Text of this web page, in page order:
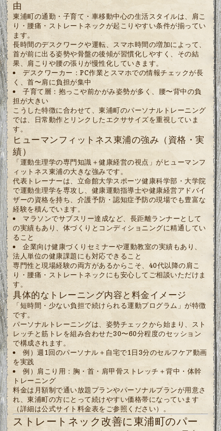
由
東浦町の通勤・子育て・車移動中心の生活スタイルは、肩こ
り・腰痛・ストレートネックが起こりやすい条件が揃ってい
ます。
長時間のデスクワークや運転、スマホ時間の増加によって、
首が前に出る姿勢や骨盤の後傾が習慣化しやすく、その結
果、肩こりや腰の張りが慢性化していきます。
デスクワーカー：PC作業とスマホでの情報チェックが長
く、首〜肩に負担が集中
子育て層：抱っこや前かがみ姿勢が多く、腰〜背中の負
担が大きい
こうした特徴に合わせて、東浦町のパーソナルトレーニング
では、日常動作とリンクしたエクササイズを重視していま
す。
ヒューマンフィットネス東浦の強み（資格・実
績）
「運動生理学の専門知識＋健康経営の視点」がヒューマンフ
ィットネス東浦の大きな強みです。
代表トレーナーは、立命館大学スポーツ健康科学部・大学院
で運動生理学を専攻し、健康運動指導士や健康経営アドバイ
ザーの資格を持ち、介護予防・認知症予防の現場でも豊富な
経験を積んでいます。
マラソンでサブスリー達成など、長距離ランナーとして
の実績もあり、体づくりとコンディショニングに精通してい
ること
企業向け健康づくりセミナーや運動教室の実績もあり、
法人単位の健康課題にも対応できること
専門性と現場経験の両方があるからこそ、40代以降の肩こ
り・腰痛・ストレートネックにも安心してご相談いただけま
す。
具体的なトレーニング内容と料金イメージ
「短時間・少ない負担で続けられる運動プログラム」が特徴
です。
パーソナルトレーニングは、姿勢チェックから始まり、スト
レッチと筋トレを組み合わせた30〜60分程度のセッション
で構成されます。
例）週1回のパーソナル＋自宅で1日3分のセルフケア動画
を実践
例）肩こり用：胸・首・肩甲骨ストレッチ＋背中・体幹
トレーニング
料金は月額制で通い放題プランやパーソナルプランが用意さ
れ、東浦町の方にとって続けやすい価格帯になっています
（詳細は公式サイト料金表をご参照ください）。
ストレートネック改善に東浦町のパー